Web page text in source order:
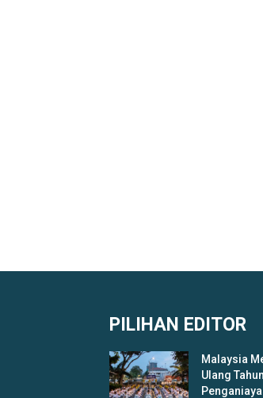
PILIHAN EDITOR
Malaysia
Ulang